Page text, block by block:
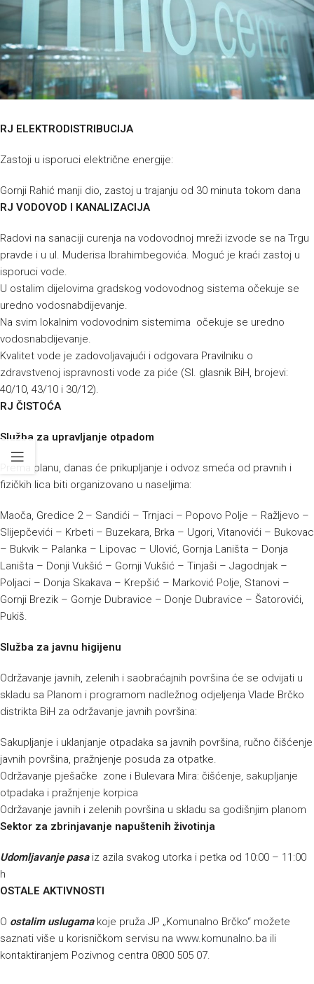
RJ ELEKTRODISTRIBUCIJA
Zastoji u isporuci električne energije:
Gornji Rahić manji dio, zastoj u trajanju od 30 minuta tokom dana
RJ VODOVOD I KANALIZACIJA
Radovi na sanaciji curenja na vodovodnoj mreži izvode se na Trgu
pravde i u ul. Muderisa Ibrahimbegovića. Moguć je kraći zastoj u
isporuci vode.
U ostalim dijelovima gradskog vodovodnog sistema očekuje se
uredno vodosnabdijevanje.
Na svim lokalnim vodovodnim sistemima očekuje se uredno
vodosnabdijevanje.
Kvalitet vode je zadovoljavajući i odgovara Pravilniku o
zdravstvenoj ispravnosti vode za piće (Sl. glasnik BiH, brojevi:
40/10, 43/10 i 30/12).
RJ ČISTOĆA
Služba za upravljanje otpadom
Prema planu, danas će prikupljanje i odvoz smeća od pravnih i
fizičkih lica biti organizovano u naseljima:
Maoča, Gredice 2 – Sandići – Trnjaci – Popovo Polje – Ražljevo –
Slijepčevići – Krbeti – Buzekara, Brka – Ugori, Vitanovići – Bukovac
– Bukvik – Palanka – Lipovac – Ulović, Gornja Laništa – Donja
Laništa – Donji Vukšić – Gornji Vukšić – Tinjaši – Jagodnjak –
Poljaci – Donja Skakava – Krepšić – Marković Polje, Stanovi –
Gornji Brezik – Gornje Dubravice – Donje Dubravice – Šatorovići,
Pukiš.
Služba za javnu higijenu
Održavanje javnih, zelenih i saobraćajnih površina će se odvijati u
skladu sa Planom i programom nadležnog odjeljenja Vlade Brčko
distrikta BiH za održavanje javnih površina:
Sakupljanje i uklanjanje otpadaka sa javnih površina, ručno čišćenje
javnih površina, pražnjenje posuda za otpatke.
Održavanje pješačke zone i Bulevara Mira: čišćenje, sakupljanje
otpadaka i pražnjenje korpica
Održavanje javnih i zelenih površina u skladu sa godišnjim planom
Sektor za zbrinjavanje napuštenih životinja
Udomljavanje pasaiz azila svakog utorka i petka od 10:00 – 11:00
h
OSTALE AKTIVNOSTI
O ostalim uslugamakoje pruža JP „Komunalno Brčko“ možete
saznati više u korisničkom servisu na www.komunalno.ba ili
kontaktiranjem Pozivnog centra 0800 505 07.